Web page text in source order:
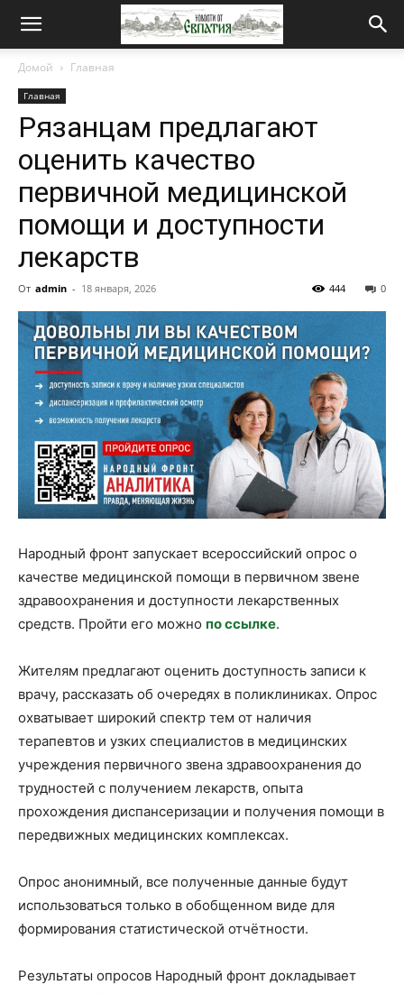
Новости
Евпатия
Домой Главная
Главная
Рязанцам предлагают
оценить качество
первичной медицинской
помощи и доступности
лекарств
От admin - 18 января, 2026 0
444
Народный фронт запускает всероссийский опрос о
качестве медицинской помощи в первичном звене
здравоохранения и доступности лекарственных
средств. Пройти его можно по ссылке.
Жителям предлагают оценить доступность записи к
врачу, рассказать об очередях в поликлиниках. Опрос
охватывает широкий спектр тем от наличия
терапевтов и узких специалистов в медицинских
учреждения первичного звена здравоохранения до
трудностей с получением лекарств, опыта
прохождения диспансеризации и получения помощи в
передвижных медицинских комплексах.
Опрос анонимный, все полученные данные будут
использоваться только в обобщенном виде для
формирования статистической отчётности.
Результаты опросов Народный фронт докладывает